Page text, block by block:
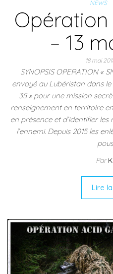
NEWS
– 13
18 mai
SYNOPSIS OPERATION «
envoyé au Lubéristan dans
35 » pour une mission
renseignement en territoire
en présence et d’identifier
l’ennemi. Depuis 2015 les
Par
Lire